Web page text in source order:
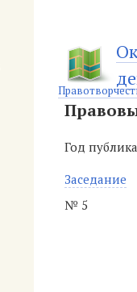
Год
Заседание
№ 5